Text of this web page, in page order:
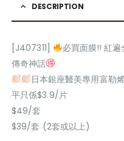
DESCRIPTION
[J407311]
必買面膜!! 紅
傳奇神話
日本銀座醫美專用富勒
平只係$3.9/片
$49/套
$39/套 (2套或以上)